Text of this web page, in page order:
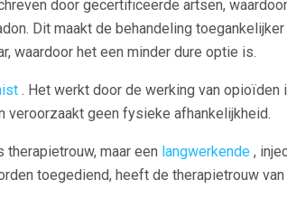
door gecertificeerde artsen,
Dit maakt de behandeling toegankelijker
waardoor het een minder dure optie is.
. Het werkt door de werking van opioïden
veroorzaakt geen fysieke afhankelijkheid.
therapietrouw, maar een langwerkende ,
toegediend, heeft de therapietrouw